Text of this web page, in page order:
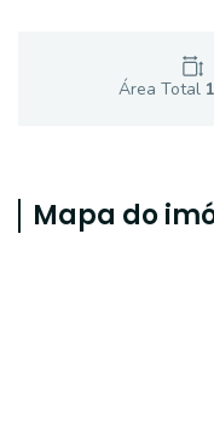
Área Total
Mapa do